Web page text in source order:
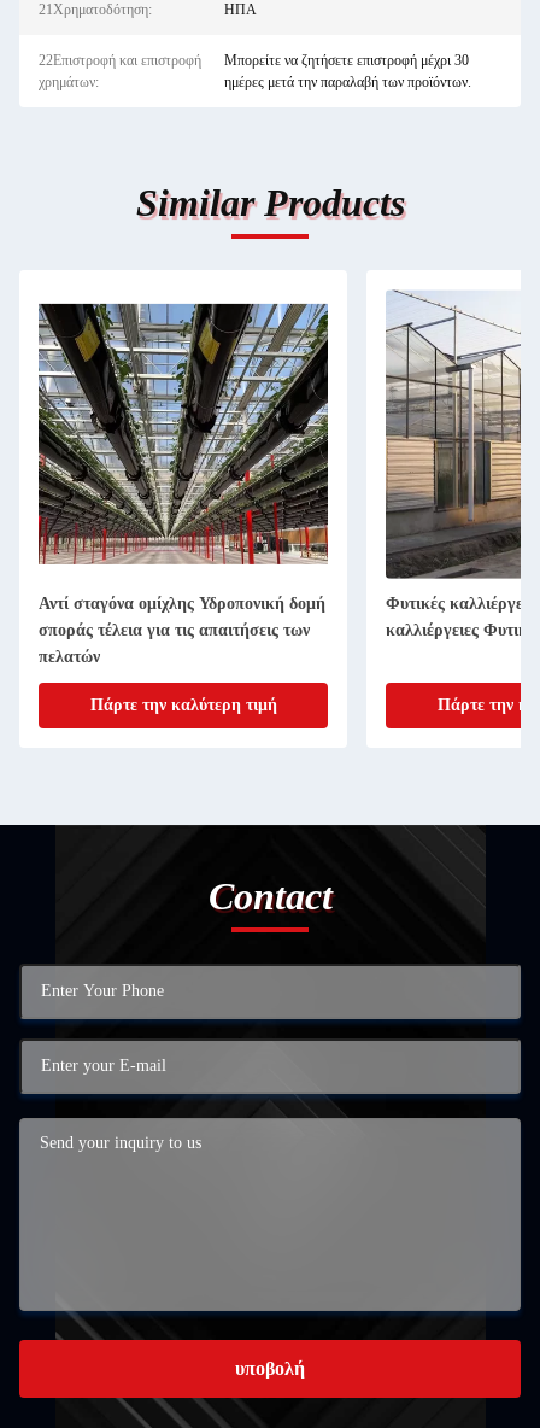
21Χρηματοδότηση: ΗΠΑ
22Επιστροφή και επιστροφή
χρημάτων:
Μπορείτε να ζητήσετε επιστροφή μέχρι 30
ημέρες μετά την παραλαβή των προϊόντων.
Similar Products
Αντί σταγόνα ομίχλης Υδροπονική δομή
σποράς τέλεια για τις απαιτήσεις των
πελατών
Πάρτε την καλύτερη τιμή
Φυτικές
καλλιέργειες
Πάρτε την
Contact
υποβολή